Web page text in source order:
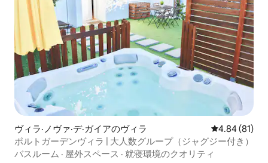
ヴィラ·ノヴァ·デ·ガイアのヴィラ レビュー81
4.84 (81)
ポルトガーデンヴィラ | 大人数グループ（ジャグジー付き）
バスルーム · 屋外スペース · 就寝環境のクオリティ